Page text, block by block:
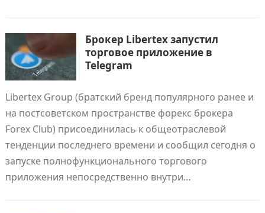
Брокер Libertex запустил
торговое приложение в
Telegram
Libertex Group (братский бренд популярного ранее и
на постсоветском пространстве форекс брокера
Forex Club) присоединилась к общеотраслевой
тенденции последнего времени и сообщил сегодня о
запуске полнофункционального торгового
приложения непосредственно внутри…